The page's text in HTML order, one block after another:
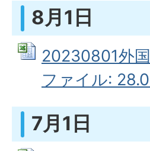
8月1日
20230801外
ファイル:
7月1日